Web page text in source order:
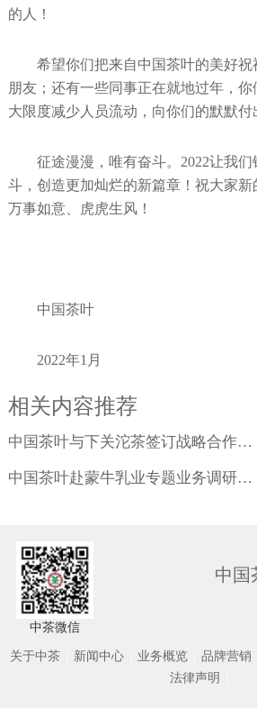
的人！
希望你们把来自中国茶叶的美好
朋友；还有一些同事正在就地过年，
大限度减少人员流动，向你们的默默付
征途漫漫，唯有奋斗。2022让我
斗，创造更加灿烂的新篇章！祝大家新
万事如意、虎虎生风！
中国茶叶
2022年1月
相关内容推荐
中国茶叶与下关沱茶签订战略合作协议
中国茶叶赴蒙牛乳业专题业务调研学习
中国
中茶微信
关于中茶 新闻中心 业务概览 品牌营销
法律声明